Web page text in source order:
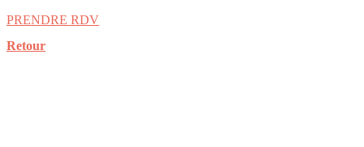
PRENDRE RDV
Retour